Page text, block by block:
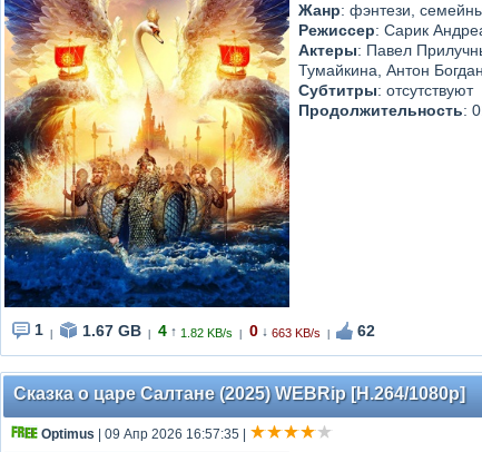
Жанр: фэнтези,
Режиссер: Сарик
Актеры: Павел
Тумайкина, Антон
Субтитры: отсутствуют
Продолжительность:
1 1.67 GB 4 ↑ 1.82 KB/s 0 ↓ 663 KB/s 62
Сказка о царе Салтане (2025) WEBRip [H.264/1080p]
Optimus | 09 Апр 2026 16:57:35